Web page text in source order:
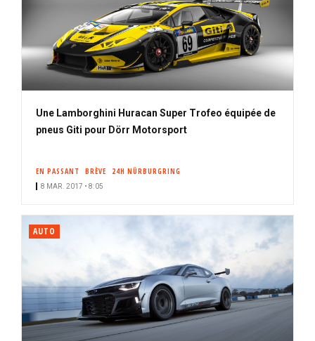
Une Lamborghini Huracan Super Trofeo équipée de
pneus Giti pour Dörr Motorsport
EN PASSANT BRÈVE 24H NÜRBURGRING
8 MAR. 2017 • 8:05
AUTO